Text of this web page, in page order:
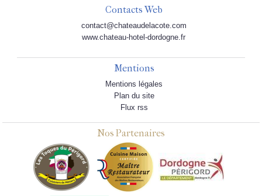
Contacts Web
contact@chateaudelacote.com
www.chateau-hotel-dordogne.fr
Mentions
Mentions légales
Plan du site
Flux rss
Nos Partenaires